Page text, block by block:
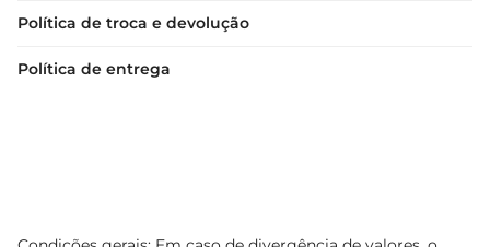
Política de troca e devolução
Política de entrega